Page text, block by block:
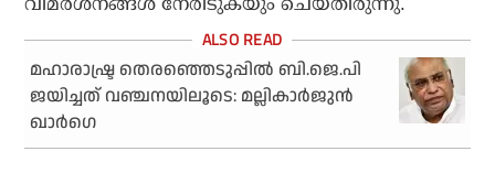
മഹാരാഷ്ട്ര തെരഞ്ഞെടുപ്പിൽ ബി.ജെ.പി
ജയിച്ചത് വഞ്ചനയിലൂടെ: മല്ലികാർജുൻ
ഖാർഗെ